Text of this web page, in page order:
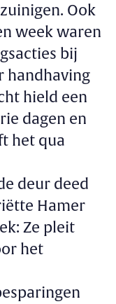
Ook
week waren
bij
handhaving
hield een
dagen en
het qua
deur deed
Hamer
Ze pleit
het